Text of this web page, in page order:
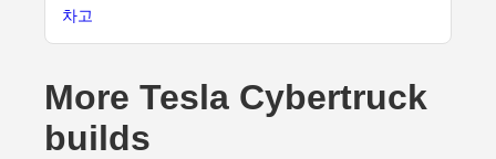
차고
More Tesla Cybertruck
builds